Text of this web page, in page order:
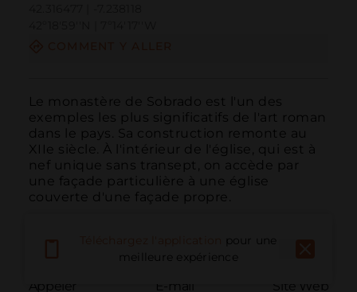
Le monastère de Sobrado est l'un des
exemples les plus significatifs de l'art roman
dans le pays. Sa construction remonte au
XIIe siècle. À l'intérieur de l'église, qui est à
nef unique sans transept, on accède par
une façade particulière à une église
couverte d'une façade propre.
Appeler E-mail Site Web
pour une
meilleure expérience